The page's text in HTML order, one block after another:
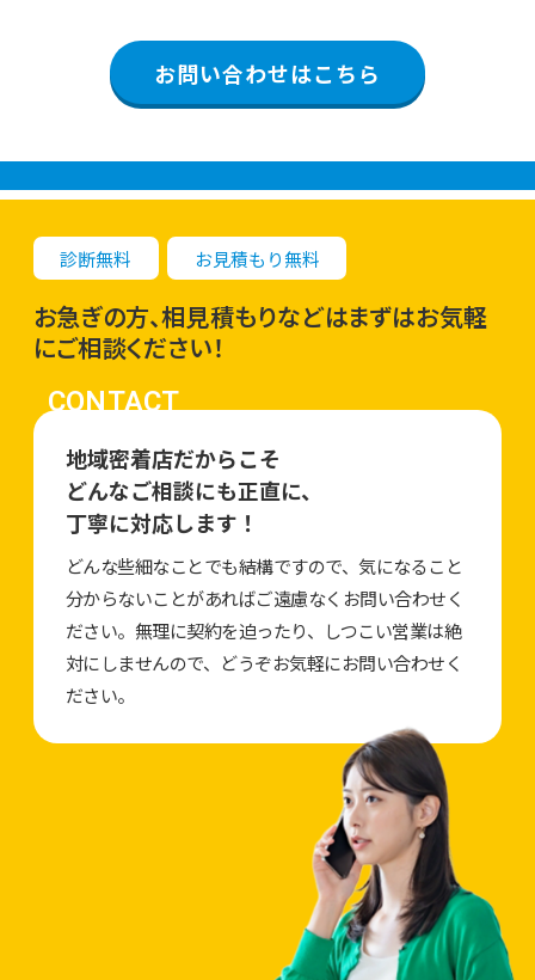
お問い合わせはこちら
診断無料 お見積もり無料
お急ぎの方、相見積もりなどはまずはお気軽
にご相談ください！
CONTACT
地域密着店だからこそ
どんなご相談にも正直に、
丁寧に対応します！
どんな些細なことでも結構ですので、気になること
分からないことがあればご遠慮なくお問い合わせく
ださい。無理に契約を迫ったり、しつこい営業は絶
対にしませんので、どうぞお気軽にお問い合わせく
ださい。